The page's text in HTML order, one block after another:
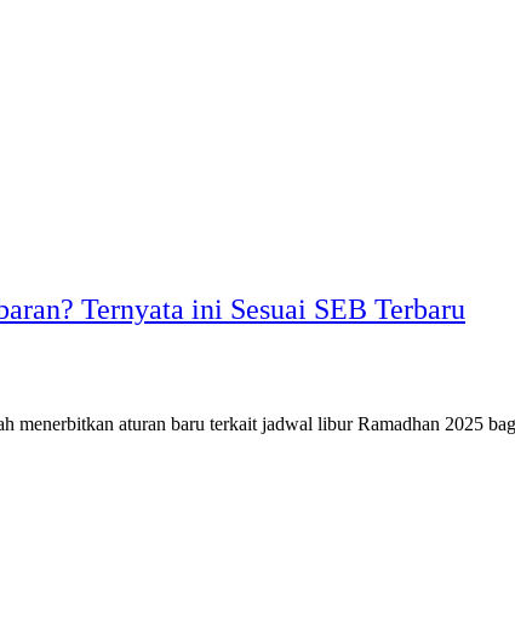
Ternyata ini Sesuai SEB Terbaru
aturan baru terkait jadwal libur Ramadhan 2025